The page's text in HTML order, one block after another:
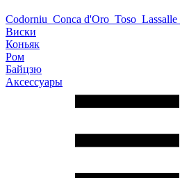
Codorniu Conca d'Oro Toso Lassalle
Виски
Коньяк
Ром
Байцзю
Аксессуары